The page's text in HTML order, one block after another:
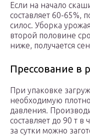
Если на начало
составляет 60-65%,
силос. Уборка
второй половине
ниже, получается
Прессование в
При упаковке
необходимую
давления.
составляет до 90 т
за сутки можно